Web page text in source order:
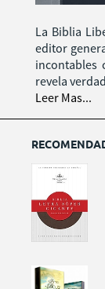
La Biblia
editor
incontables
revela verdad
Leer Mas...